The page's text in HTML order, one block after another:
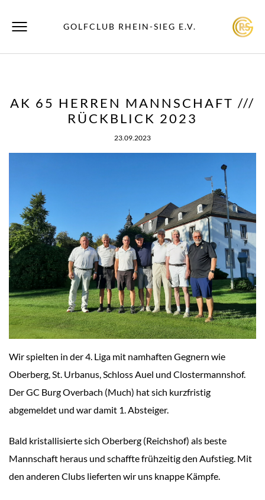
GOLFCLUB RHEIN-SIEG E.V.
AK 65 HERREN MANNSCHAFT ///
RÜCKBLICK 2023
23.09.2023
Wir spielten in der 4. Liga mit namhaften Gegnern wie
Oberberg, St. Urbanus, Schloss Auel und Clostermannshof.
Der GC Burg Overbach (Much) hat sich kurzfristig
abgemeldet und war damit 1. Absteiger.
Bald kristallisierte sich Oberberg (Reichshof) als beste
Mannschaft heraus und schaffte frühzeitig den Aufstieg. Mit
den anderen Clubs lieferten wir uns knappe Kämpfe.